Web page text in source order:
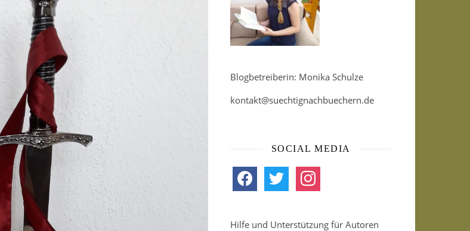
Blogbetreiberin: Monika Schulze
kontakt@suechtignachbuechern.de
SOCIAL MEDIA
facebook twitter instagram
Hilfe und Unterstützung für Autoren